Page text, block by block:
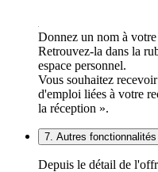
Donnez un nom à votre
Retrouvez-la dans la
espace personnel.
Vous souhaitez
d'emploi liées à votre
la réception ».
7. Autres fonctionnalités
Depuis le détail de